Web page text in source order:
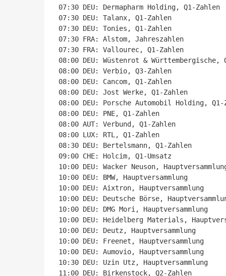
07:30 DEU: Dermapharm Holding, Q1-Zahlen
07:30 DEU: Talanx, Q1-Zahlen
07:30 DEU: Tonies, Q1-Zahlen
07:30 FRA: Alstom, Jahreszahlen
07:30 FRA: Vallourec, Q1-Zahlen
08:00 DEU: Wüstenrot & Württembergische,
08:00 DEU: Verbio, Q3-Zahlen
08:00 DEU: Cancom, Q1-Zahlen
08:00 DEU: Jost Werke, Q1-Zahlen
08:00 DEU: Porsche Automobil Holding, Q1-
08:00 DEU: PNE, Q1-Zahlen
08:00 AUT: Verbund, Q1-Zahlen
08:00 LUX: RTL, Q1-Zahlen
08:30 DEU: Bertelsmann, Q1-Zahlen
09:00 CHE: Holcim, Q1-Umsatz
10:00 DEU: Wacker Neuson,
10:00 DEU: BMW, Hauptversammlung
10:00 DEU: Aixtron, Hauptversammlung
10:00 DEU: Deutsche Börse,
10:00 DEU: DMG Mori, Hauptversammlung
10:00 DEU: Heidelberg Materials,
10:00 DEU: Deutz, Hauptversammlung
10:00 DEU: Freenet, Hauptversammlung
10:00 DEU: Aumovio, Hauptversammlung
10:30 DEU: Uzin Utz, Hauptversammlung
11:00 DEU: Birkenstock, Q2-Zahlen